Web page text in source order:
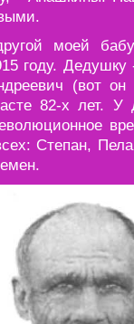
моей
году.
(вот
82-х лет.
Степан,